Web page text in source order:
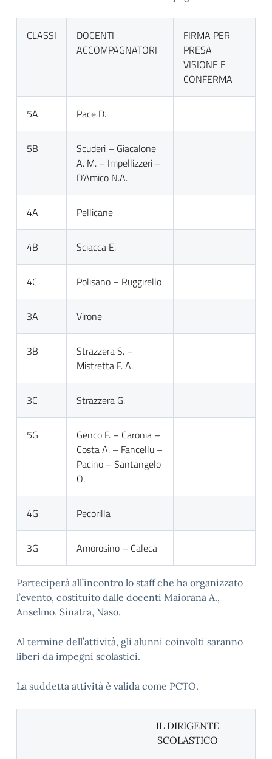
CLASSI
DOCENTI
ACCOMPAGNATORI
FIRMA PER
PRESA
VISIONE E
CONFERMA
5A Pace D.
5B
Scuderi – Giacalone
A. M. – Impellizzeri –
D’Amico N.A.
4A Pellicane
4B Sciacca E.
4C Polisano – Ruggirello
3A Virone
3B
Strazzera S. –
Mistretta F. A.
3C Strazzera G.
5G
Genco F. – Caronia –
Costa A. – Fancellu –
Pacino – Santangelo
O.
4G Pecorilla
3G Amorosino – Caleca
Parteciperà all’incontro lo staff che ha organizzato
l’evento, costituito dalle docenti Maiorana A.,
Anselmo, Sinatra, Naso.
Al termine dell’attività, gli alunni coinvolti saranno
liberi da impegni scolastici.
La suddetta attività è valida come PCTO.
IL DIRIGENTE
SCOLASTICO